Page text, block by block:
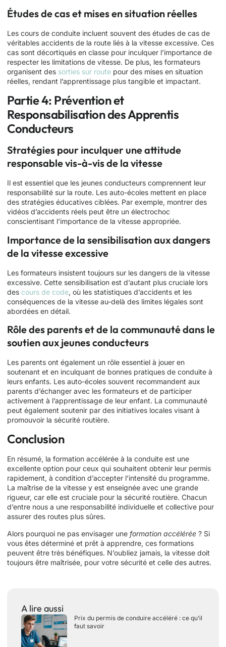
Études de cas et mises en situation réelles
Les cours de conduite incluent souvent des études de cas de
véritables accidents de la route liés à la vitesse excessive. Ces
cas sont décortiqués en classe pour inculquer l’importance de
respecter les limitations de vitesse. De plus, les formateurs
organisent des sorties sur route pour des mises en situation
réelles, rendant l’apprentissage plus tangible et impactant.
Partie 4: Prévention et
Responsabilisation des Apprentis
Conducteurs
Stratégies pour inculquer une attitude
responsable vis-à-vis de la vitesse
Il est essentiel que les jeunes conducteurs comprennent leur
responsabilité sur la route. Les auto-écoles mettent en place
des stratégies éducatives ciblées. Par exemple, montrer des
vidéos d’accidents réels peut être un électrochoc
conscientisant l’importance de la vitesse appropriée.
Importance de la sensibilisation aux dangers
de la vitesse excessive
Les formateurs insistent toujours sur les dangers de la vitesse
excessive. Cette sensibilisation est d’autant plus cruciale lors
des cours de code, où les statistiques d’accidents et les
conséquences de la vitesse au-delà des limites légales sont
abordées en détail.
Rôle des parents et de la communauté dans le
soutien aux jeunes conducteurs
Les parents ont également un rôle essentiel à jouer en
soutenant et en inculquant de bonnes pratiques de conduite à
leurs enfants. Les auto-écoles souvent recommandent aux
parents d’échanger avec les formateurs et de participer
activement à l’apprentissage de leur enfant. La communauté
peut également soutenir par des initiatives locales visant à
promouvoir la sécurité routière.
Conclusion
En résumé, la formation accélérée à la conduite est une
excellente option pour ceux qui souhaitent obtenir leur permis
rapidement, à condition d’accepter l’intensité du programme.
La maîtrise de la vitesse y est enseignée avec une grande
rigueur, car elle est cruciale pour la sécurité routière. Chacun
d’entre nous a une responsabilité individuelle et collective pour
assurer des routes plus sûres.
Alors pourquoi ne pas envisager une formation accélérée ? Si
vous êtes déterminé et prêt à apprendre, ces formations
peuvent être très bénéfiques. N’oubliez jamais, la vitesse doit
toujours être maîtrisée, pour votre sécurité et celle des autres.
A lire aussi
Prix du permis de conduire accéléré : ce qu’il
faut savoir